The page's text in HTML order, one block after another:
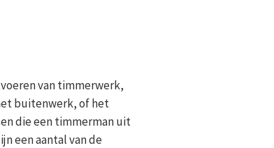
van timmerwerk,
buitenwerk, of het
die een timmerman uit
een aantal van de